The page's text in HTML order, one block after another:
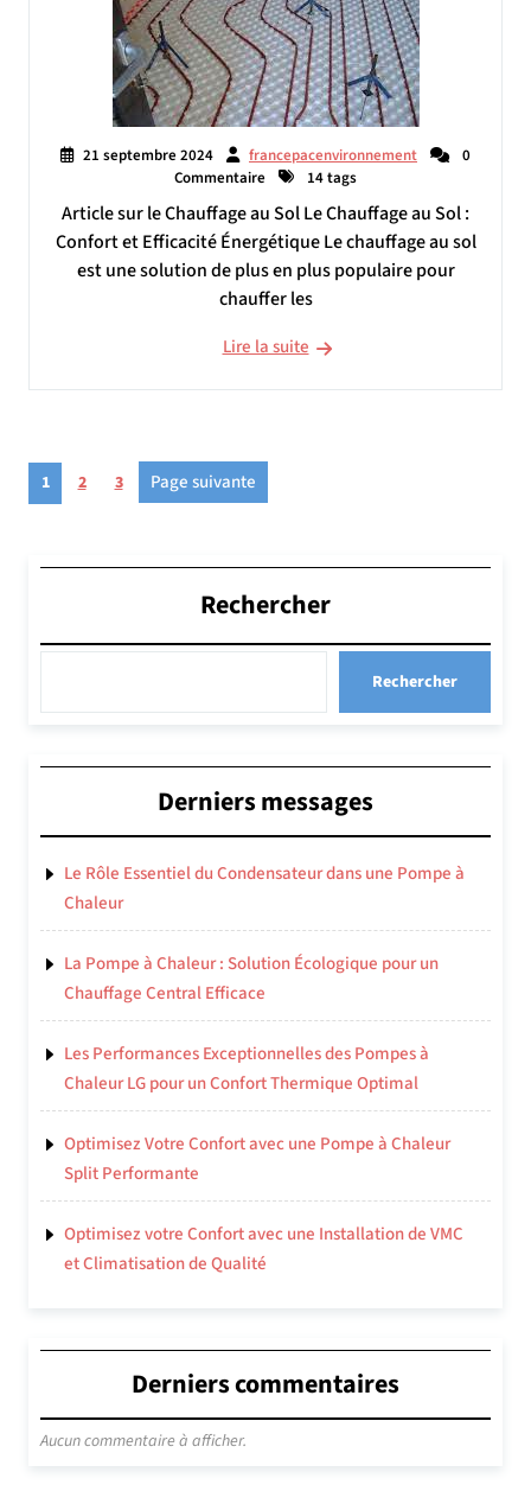
21 septembre 2024 francepacenvironnement
0
Commentaire
14 tags
Article sur le Chauffage au Sol Le Chauffage au Sol :
Confort et Efficacité Énergétique Le chauffage au sol
est une solution de plus en plus populaire pour
chauffer les
Lire la suite
Pagination
des
Page
1 2 3 Page suivante
Rechercher
Rechercher
Derniers messages
Le Rôle Essentiel du Condensateur dans une Pompe à
Chaleur
La Pompe à Chaleur : Solution Écologique pour un
Chauffage Central Efficace
Les Performances Exceptionnelles des Pompes à
Chaleur LG pour un Confort Thermique Optimal
Optimisez Votre Confort avec une Pompe à Chaleur
Split Performante
Optimisez votre Confort avec une Installation de VMC
et Climatisation de Qualité
Derniers commentaires
Aucun commentaire à afficher.